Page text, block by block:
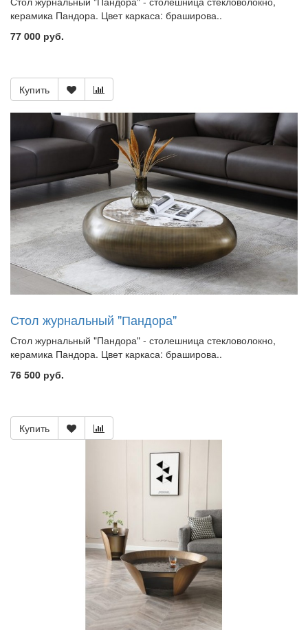
керамика Пандора. Цвет каркаса: браширова..
77 000 руб.
Купить
Стол журнальный "Пандора"
Стол журнальный "Пандора" - столешница стекловолокно,
керамика Пандора. Цвет каркаса: браширова..
76 500 руб.
Купить